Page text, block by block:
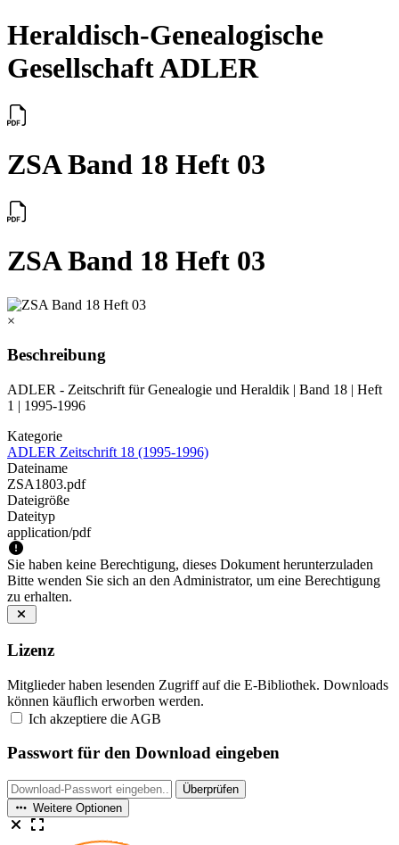
Heraldisch-Genealogische
Gesellschaft ADLER
ZSA Band 18 Heft 03
ZSA Band 18 Heft 03
×
Beschreibung
ADLER - Zeitschrift für Genealogie und Heraldik | Band 18 | Heft
1 | 1995-1996
Kategorie
ADLER Zeitschrift 18 (1995-1996)
Dateiname
ZSA1803.pdf
Dateigröße
Dateityp
application/pdf
Sie haben keine Berechtigung, dieses Dokument herunterzuladen
Bitte wenden Sie sich an den Administrator, um eine Berechtigung
zu erhalten.
Lizenz
Mitglieder haben lesenden Zugriff auf die E-Bibliothek. Downloads
können käuflich erworben werden.
Ich akzeptiere die AGB
Passwort für den Download eingeben
Überprüfen
Weitere Optionen